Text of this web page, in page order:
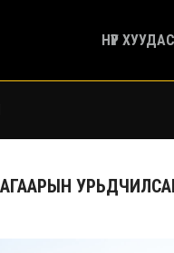
НҮҮР ХУУДАС